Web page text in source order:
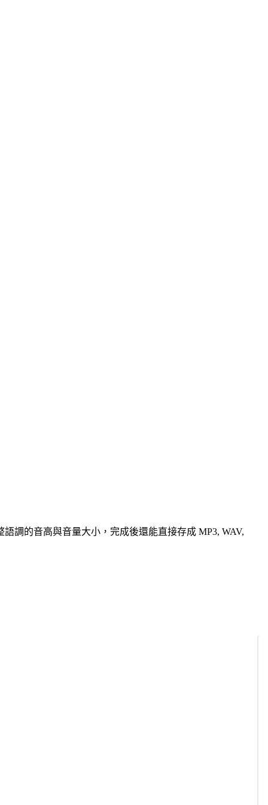
調的音高與音量大小，完成後還能直接存成 MP3, WAV,